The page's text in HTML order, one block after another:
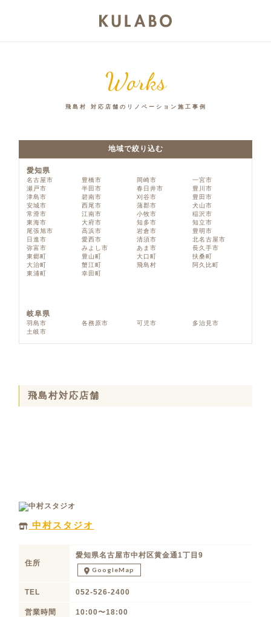
Works
飛島村 対応店舗のリノベーション施工事例
地域で絞り込む
愛知県
名古屋市 豊橋市 岡崎市
一宮市
瀬戸市
半田市 春日井市
豊川市
津島市
碧南市 刈谷市
豊田市
安城市
西尾市 蒲郡市
犬山市
常滑市
江南市 小牧市
稲沢市
東海市
大府市 知多市
知立市
尾張旭市
高浜市 岩倉市
豊明市
日進市
愛西市 清須市
北名古屋市
弥富市
みよし市 あま市
長久手市
東郷町
豊山町 大口町
扶桑町
大治町
蟹江町 飛島村
阿久比町
東浦町
幸田町
岐阜県
羽島市 各務原市 可児市
多治見市
土岐市
飛島村対応店舗
中村スタジオ
住所
愛知県名古屋市中村区黄金通1丁目9
GoogleMap
TEL 052-526-2400
営業時間 10:00〜18:00